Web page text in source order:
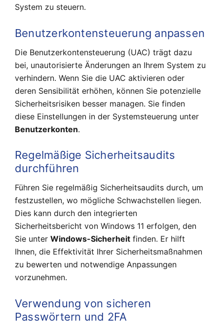
System zu steuern.
Benutzerkontensteuerung anpassen
Die Benutzerkontensteuerung (UAC) trägt dazu
bei, unautorisierte Änderungen an Ihrem System zu
verhindern. Wenn Sie die UAC aktivieren oder
deren Sensibilität erhöhen, können Sie potenzielle
Sicherheitsrisiken besser managen. Sie finden
diese Einstellungen in der Systemsteuerung unter
Benutzerkonten.
Regelmäßige Sicherheitsaudits
durchführen
Führen Sie regelmäßig Sicherheitsaudits durch, um
festzustellen, wo mögliche Schwachstellen liegen.
Dies kann durch den integrierten
Sicherheitsbericht von Windows 11 erfolgen, den
Sie unter Windows-Sicherheit finden. Er hilft
Ihnen, die Effektivität Ihrer Sicherheitsmaßnahmen
zu bewerten und notwendige Anpassungen
vorzunehmen.
Verwendung von sicheren
Passwörtern und 2FA